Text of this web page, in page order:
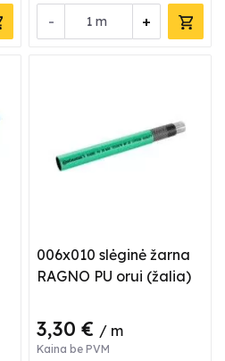
- +
m
006x010 slėginė žarna
RAGNO PU orui (žalia)
3,30 € / m
Kaina be PVM